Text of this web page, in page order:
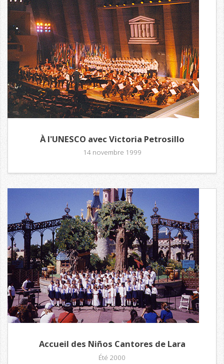
À l'UNESCO avec Victoria Petrosillo
14 novembre 1999
Accueil des Niños Cantores de Lara
Été 2000